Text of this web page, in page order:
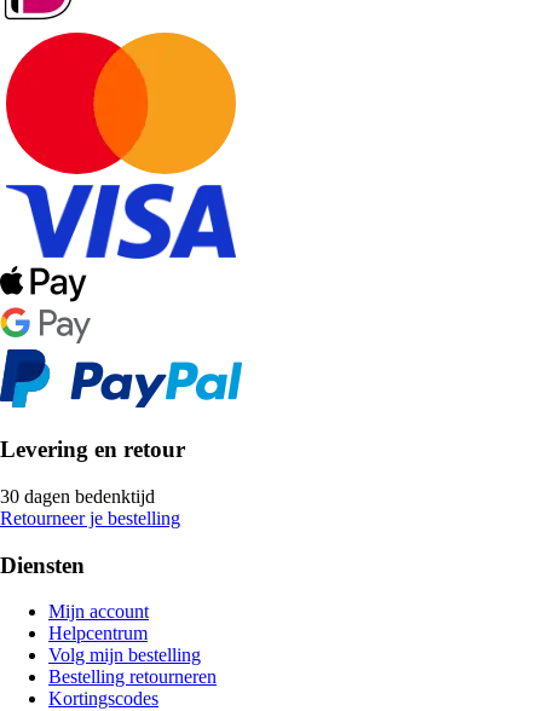
Levering en retour
30 dagen bedenktijd
Retourneer je bestelling
Diensten
Mijn account
Helpcentrum
Volg mijn bestelling
Bestelling retourneren
Kortingscodes